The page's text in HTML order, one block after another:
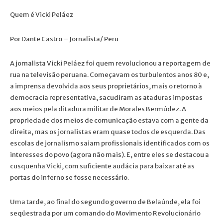
Quem é Vicki Peláez
Por Dante Castro – Jornalista/ Peru
A jornalista Vicki Peláez foi quem revolucionou a reportagem de
rua na televisão peruana. Começavam os turbulentos anos 80 e,
a imprensa devolvida aos seus proprietários, mais o retorno à
democracia representativa, sacudiram as ataduras impostas
aos meios pela ditadura militar de Morales Bermúdez. A
propriedade dos meios de comunicação estava com a gente da
direita, mas os jornalistas eram quase todos de esquerda. Das
escolas de jornalismo saiam profissionais identificados com os
interesses do povo (agora não mais). E, entre eles se destacou a
cusquenha Vicki, com suficiente audácia para baixar até as
portas do inferno se fosse necessário.
Uma tarde, ao final do segundo governo de Belaúnde, ela foi
seqüestrada por um comando do Movimento Revolucionário